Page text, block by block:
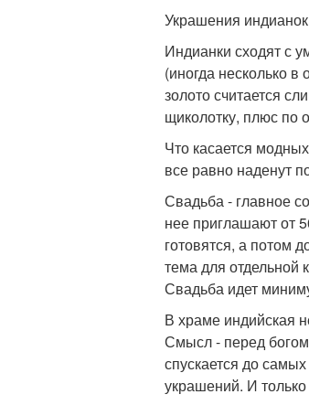
Украшения
Индианки сходят с
(иногда несколько в
золото считается
щиколотку, плюс по
Что касается
все равно наденут
Свадьба - главное
нее приглашают от
готовятся, а потом
тема для отдельной
Свадьба идет
В храме индийская
Смысл - перед
спускается до
украшений. И